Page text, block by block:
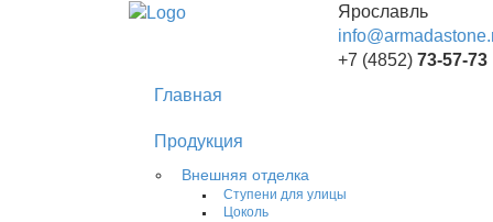
Ярославль
+7 (4852) 73-57-73
Главная
Продукция
Внешняя отделка
Ступени для улицы
Цоколь